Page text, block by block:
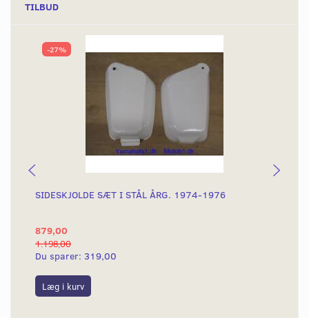
TILBUD
-27%
SIDESKJOLDE SÆT I STÅL ÅRG. 1974-1976
879,00
1.198,00
Du sparer: 319,00
Læg i kurv